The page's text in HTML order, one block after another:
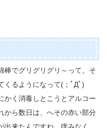
棒でグリグリグリ～って。そ
くるようになって(；ﾟДﾟ)
かく消毒しとこうとアルコー
から数日は、へその赤い部分